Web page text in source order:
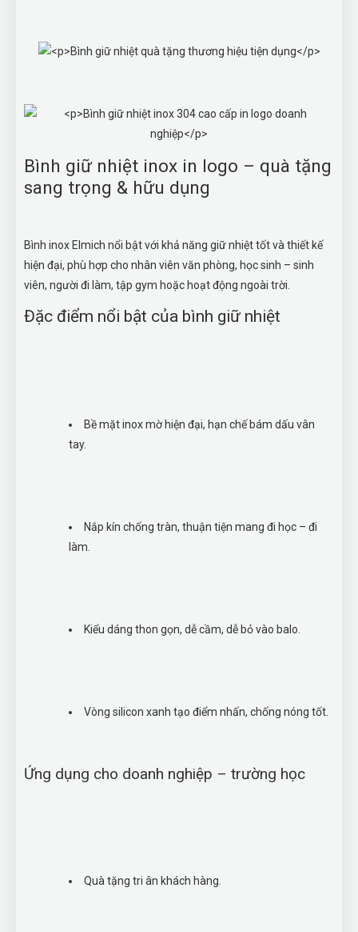
Bình giữ nhiệt inox in logo – quà tặng
sang trọng & hữu dụng
Bình inox Elmich nổi bật với khả năng giữ nhiệt tốt và thiết kế
hiện đại, phù hợp cho nhân viên văn phòng, học sinh – sinh
viên, người đi làm, tập gym hoặc hoạt động ngoài trời.
Đặc điểm nổi bật của bình giữ nhiệt
Bề mặt inox mờ hiện đại, hạn chế bám dấu vân
tay.
Nắp kín chống tràn, thuận tiện mang đi học – đi
làm.
Kiểu dáng thon gọn, dễ cầm, dễ bỏ vào balo.
Vòng silicon xanh tạo điểm nhấn, chống nóng tốt.
Ứng dụng cho doanh nghiệp – trường học
Quà tặng tri ân khách hàng.